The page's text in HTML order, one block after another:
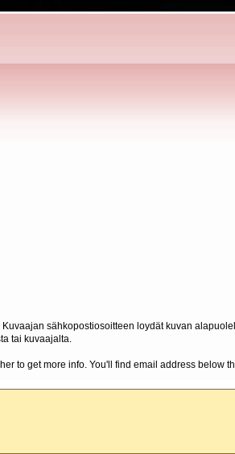
sähkopostiosoitteen loydät kuvan
tai kuvaajalta.
to get more info. You'll find email address below